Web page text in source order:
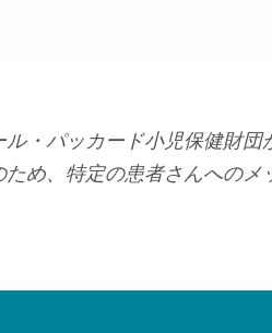
・パッカード小児保健財
め、特定の患者さんへのメ